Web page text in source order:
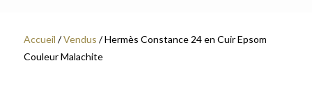
Accueil /Vendus / Hermès Constance 24 en Cuir Epsom
Couleur Malachite